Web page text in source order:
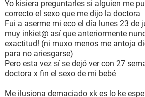
Yo kisiera preguntarles si alguien me
correcto el sexo que me dijo la doctora
Fui a aserme mi eco el día lunes 23 de
muy inkiet@ así que anteriormente
exactitud! (ni muxo menos me antoja
para no ariesgarse)
Pero esta vez sí se dejó ver con 27
doctora x fin el sexo de mi bebé
Me ilusiona demaciado xk es lo ke